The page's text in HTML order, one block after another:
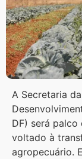
A Secretaria
DF) será
voltado à
agropecuário.